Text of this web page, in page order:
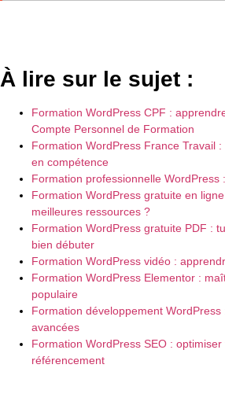
À lire sur le sujet :
Formation WordPress CPF :
Compte Personnel de Formation
Formation WordPress France Travail
en compétence
Formation professionnelle
Formation WordPress gratuite en
meilleures ressources ?
Formation WordPress gratuite PDF :
bien débuter
Formation WordPress vidéo :
Formation WordPress Elementor :
populaire
Formation développement
avancées
Formation WordPress SEO :
référencement